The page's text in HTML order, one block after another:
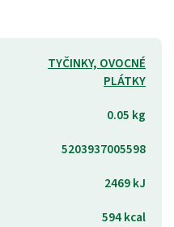
TYČINKY, OVOCNÉ
PLÁTKY
0.05 kg
5203937005598
2469 kJ
594 kcal